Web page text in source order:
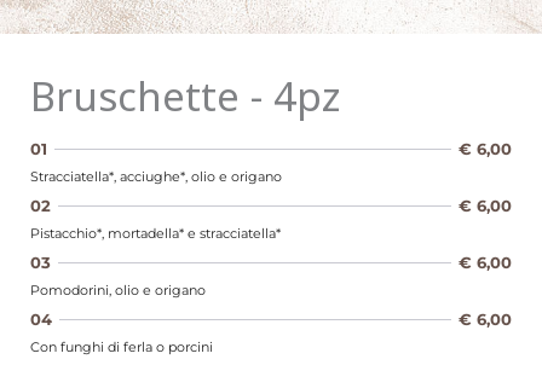
Bruschette - 4pz
01 € 6,00
Stracciatella*, acciughe*, olio e origano
02 € 6,00
Pistacchio*, mortadella* e stracciatella*
03 € 6,00
Pomodorini, olio e origano
04 € 6,00
Con funghi di ferla o porcini